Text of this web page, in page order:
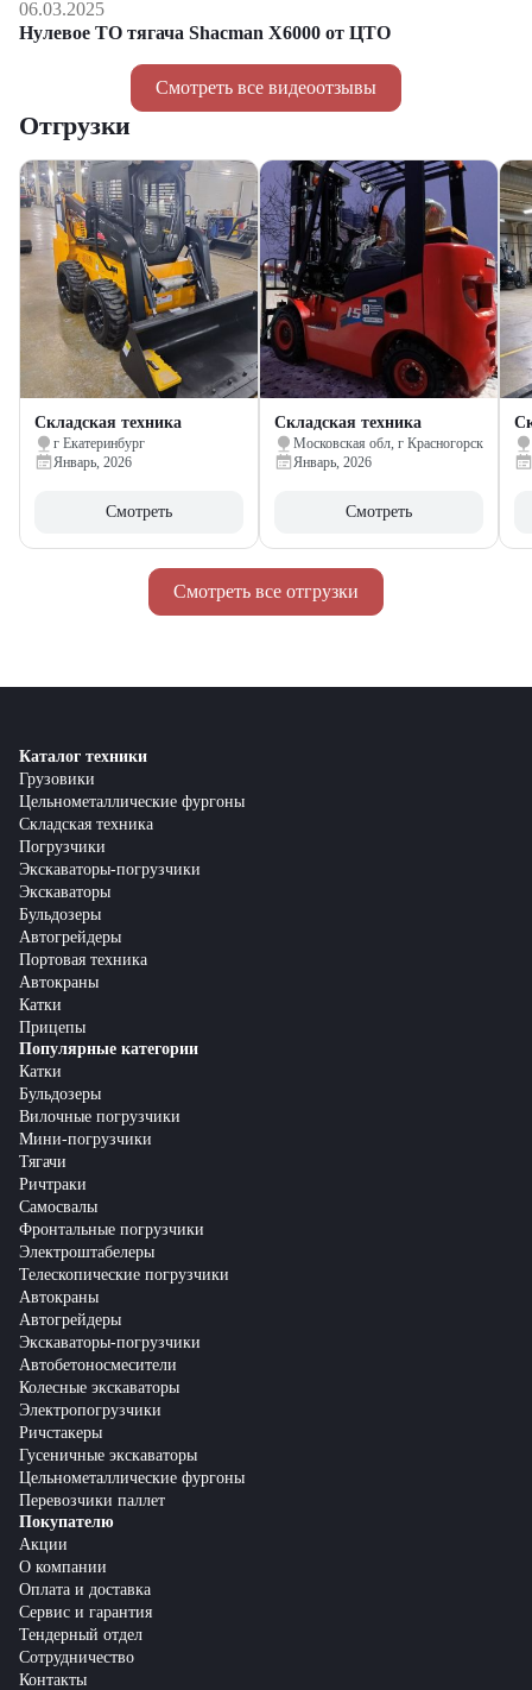
Смотреть все видеоотзывы
06.03.2025
Нулевое ТО тягача Shacman Х6000 от ЦТО
Смотреть все отгрузки
Отгрузки
Складская техника
г Екатеринбург
Январь, 2026
Смотреть
Складская техника
Московская обл, г Красногорск
Январь, 2026
Смотреть
Каталог техники
Грузовики
Цельнометаллические фургоны
Складская техника
Погрузчики
Экскаваторы-погрузчики
Экскаваторы
Бульдозеры
Автогрейдеры
Портовая техника
Автокраны
Катки
Прицепы
Популярные категории
Катки
Бульдозеры
Вилочные погрузчики
Мини-погрузчики
Тягачи
Ричтраки
Самосвалы
Фронтальные погрузчики
Электроштабелеры
Телескопические погрузчики
Автокраны
Автогрейдеры
Экскаваторы-погрузчики
Автобетоносмесители
Колесные экскаваторы
Электропогрузчики
Ричстакеры
Гусеничные экскаваторы
Цельнометаллические фургоны
Перевозчики паллет
Покупателю
Акции
О компании
Оплата и доставка
Сервис и гарантия
Тендерный отдел
Сотрудничество
Контакты